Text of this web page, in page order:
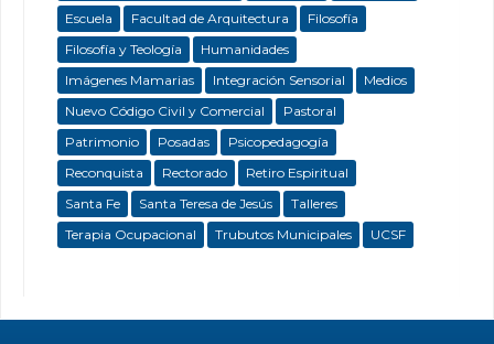
Escuela
Facultad de Arquitectura
Filosofía
Filosofía y Teología
Humanidades
Imágenes Mamarias
Integración Sensorial
Medios
Nuevo Código Civil y Comercial
Pastoral
Patrimonio
Posadas
Psicopedagogía
Reconquista
Rectorado
Retiro Espiritual
Santa Fe
Santa Teresa de Jesús
Talleres
Terapia Ocupacional
Trubutos Municipales UCSF